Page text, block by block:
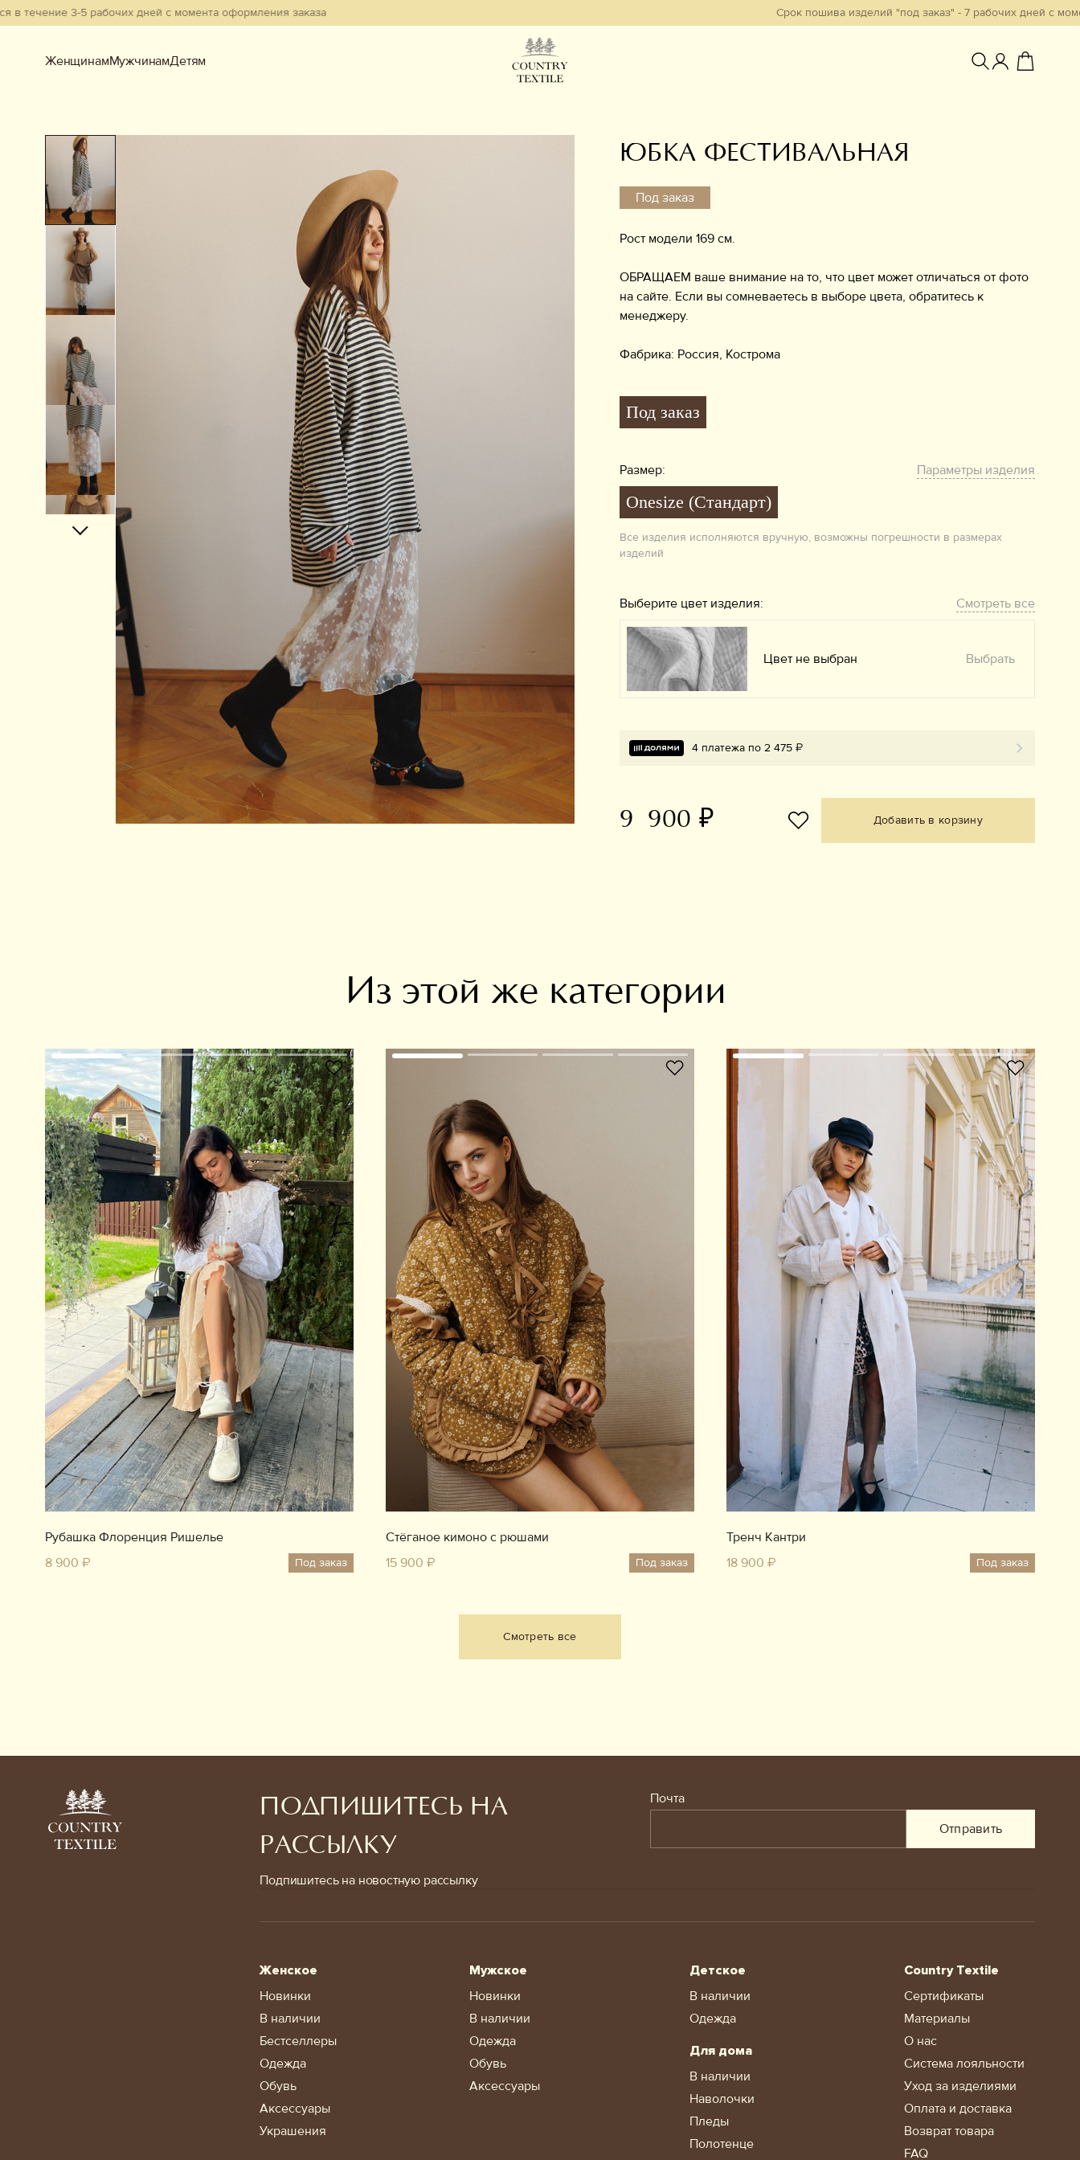
3-5 рабочих дней с момента оформления заказа Срок пошива изделий "под заказ" - 7 рабочих дней с момента
ЖенщинамМужчинамДетям
Смотреть всё
Новинки
В наличии
Бестселлеры
Одежда
Обувь
Аксессуары
Украшения
Дом
Подарочный сертификат
ЮБКА ФЕСТИВАЛЬНАЯ
Под заказ
Рост модели 169 см.
ОБРАЩАЕМ ваше внимание на то, что цвет может отличаться от фото
на сайте. Если вы сомневаетесь в выборе цвета, обратитесь к
менеджеру.
Фабрика: Россия, Кострома
Под заказ
Размер: Параметры изделия
Onesize (Стандарт)
Все изделия исполняются вручную, возможны погрешности в размерах
изделий
Выберите цвет изделия: Смотреть все
Цвет не выбран Выбрать
4 платежа по 2 475 ₽
9 900 ₽
В избранное Добавить в корзину
Из этой же категории
Рубашка Флоренция Ришелье
8 900 ₽
Под заказ
В избранное
Стёганое кимоно с рюшами
15 900 ₽
Под заказ
Тренч Кантри
18 900 ₽
Под заказ
Смотреть все
ПОДПИШИТЕСЬ НА
РАССЫЛКУ
Подпишитесь на новостную рассылку
Почта
Отправить
Женское
Новинки
В наличии
Бестселлеры
Одежда
Обувь
Аксессуары
Украшения
Мужское
Новинки
В наличии
Одежда
Обувь
Аксессуары
Детское
В наличии
Одежда
Для дома
В наличии
Наволочки
Пледы
Полотенце
Country Textile
Сертификаты
Материалы
О нас
Система лояльности
Уход за изделиями
Оплата и доставка
Возврат товара
FAQ